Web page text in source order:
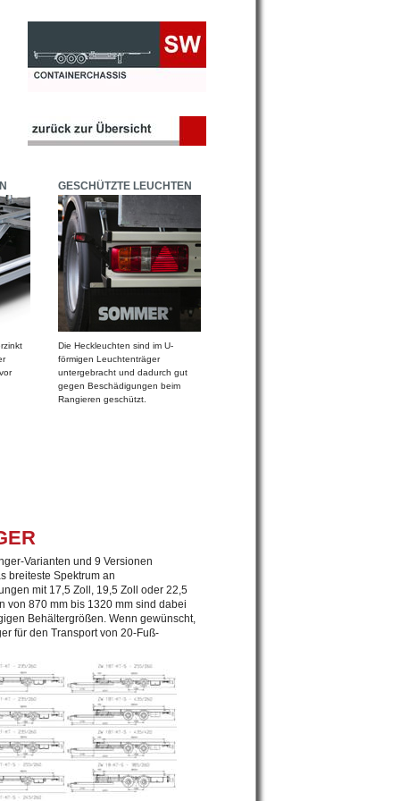
GESCHÜTZTE LEUCHTEN
Die Heckleuchten sind im U-
förmigen Leuchtenträger
untergebracht und dadurch gut
gegen Beschädigungen beim
Rangieren geschützt.
Varianten und 9 Versionen
breiteste Spektrum an
mit 17,5 Zoll, 19,5 Zoll oder 22,5
von 870 mm bis 1320 mm sind dabei
Behältergrößen. Wenn gewünscht,
für den Transport von 20-Fuß-